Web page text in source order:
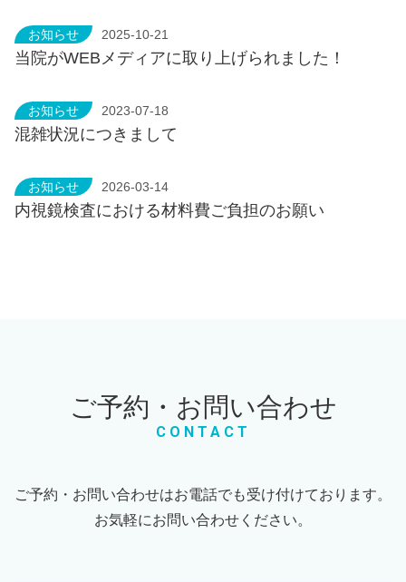
お知らせ 2025-10-21
当院がWEBメディアに取り上げられました！
お知らせ 2023-07-18
混雑状況につきまして
お知らせ 2026-03-14
内視鏡検査における材料費ご負担のお願い
ご予約・お問い合わせ
CONTACT
ご予約・お問い合わせはお電話でも受け付けております。
お気軽にお問い合わせください。